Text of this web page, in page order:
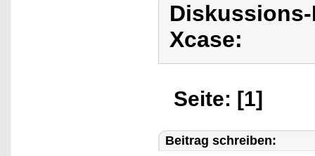
Xcase:
Seite: [1]
Beitrag schreiben: